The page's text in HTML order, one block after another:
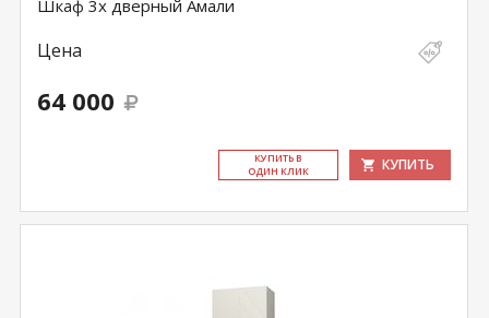
Шкаф 3х дверный Амали
Цена
64 000
КУ­ПИТЬ В
ОДИН КЛИК
КУПИТЬ